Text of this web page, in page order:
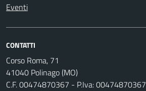
Eventi
CONTATTI
Corso Roma, 71
41040 Polinago (MO)
C.F. 00474870367 - P.Iva: 00474870367